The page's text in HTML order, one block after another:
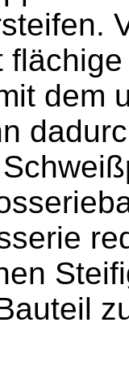
dem